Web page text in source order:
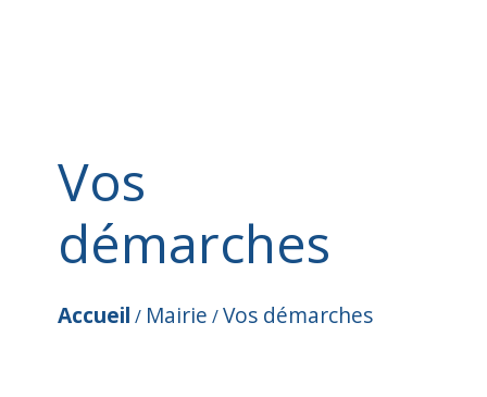
Vos
démarches
Accueil / Mairie /Vos démarches